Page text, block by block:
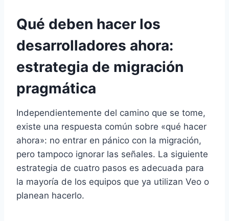
Qué deben hacer los
desarrolladores ahora:
estrategia de migración
pragmática
Independientemente del camino que se tome,
existe una respuesta común sobre «qué hacer
ahora»: no entrar en pánico con la migración,
pero tampoco ignorar las señales. La siguiente
estrategia de cuatro pasos es adecuada para
la mayoría de los equipos que ya utilizan Veo o
planean hacerlo.